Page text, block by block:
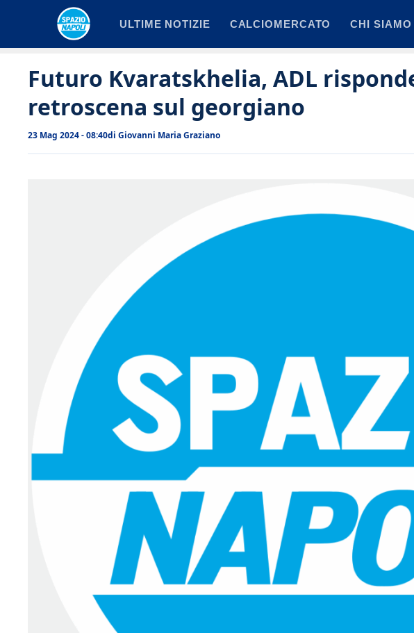
ULTIME NOTIZIE CALCIOMERCATO CHI SIAMO
Futuro Kvaratskhelia, ADL
retroscena sul georgiano
23 Mag 2024 - 08:40di Giovanni Maria Graziano